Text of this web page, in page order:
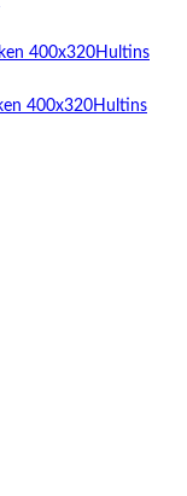
Hultins
Hultins